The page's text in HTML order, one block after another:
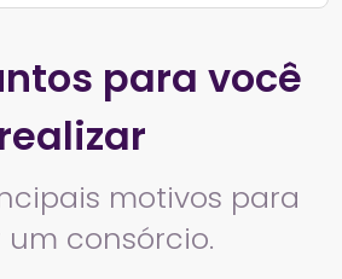
para você
realizar
motivos para
um consórcio.